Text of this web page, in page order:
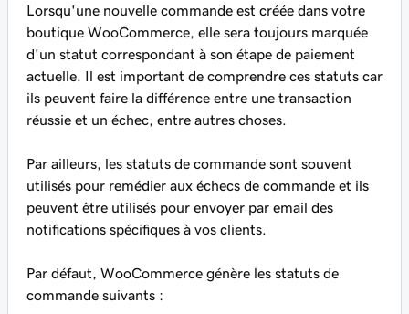
Lorsqu'une nouvelle commande est créée dans votre
boutique WooCommerce, elle sera toujours marquée
d'un statut correspondant à son étape de paiement
actuelle. Il est important de comprendre ces statuts car
ils peuvent faire la différence entre une transaction
réussie et un échec, entre autres choses.
Par ailleurs, les statuts de commande sont souvent
utilisés pour remédier aux échecs de commande et ils
peuvent être utilisés pour envoyer par email des
notifications spécifiques à vos clients.
Par défaut, WooCommerce génère les statuts de
commande suivants :